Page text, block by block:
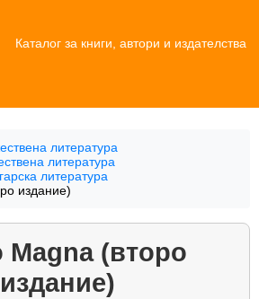
Каталог за книги, автори и издателства
литература
литература
литература
издание)
Magna (второ
издание)